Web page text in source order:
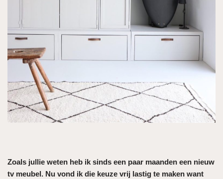
Zoals jullie weten heb ik sinds een paar maanden een nieuw
tv meubel. Nu vond ik die keuze vrij lastig te maken want